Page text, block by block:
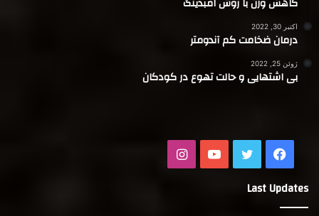
اکتبر 30, 2022
درمان ضخامت کم آندومتر
ژوئن 25, 2022
بی اشتهایی و حالت تهوع در کودکان
فیسبوک توییتر یوتیوب
Last Updates